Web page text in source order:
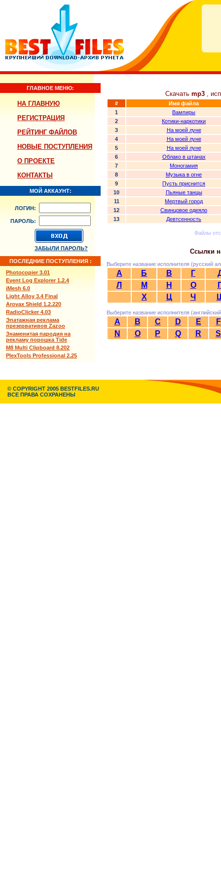
ГЛАВНОЕ МЕНЮ:
НА ГЛАВНУЮ
РЕГИСТРАЦИЯ
РЕЙТИНГ ФАЙЛОВ
НОВЫЕ ПОСТУПЛЕНИЯ
О ПРОЕКТЕ
КОНТАКТЫ
МОЙ АККАУНТ:
ЛОГИН:
ПАРОЛЬ:
ЗАБЫЛИ ПАРОЛЬ?
ПОСЛЕДНИЕ ПОСТУПЛЕНИЯ :
Photocopier 3.01
Event Log Explorer 1.2.4
iMesh 6.0
Light Alloy 3.4 Final
Arovax Shield 1.2.220
RadioClicker 4.03
Эпатажная реклама
презервативов Zazoo
Знаменитая пародия на
рекламу порошка Tide
M8 Multi Clipboard 8.202
PlexTools Professional 2.25
Скачать mp3 ,
#
Имя файла
1
Вампиры
2
Котики-наркотики
3
На моей луне
4
На моей луне
5
На моей луне
6
Облако в штанах
7
Моногамия
8
Музыка в огне
9
Пусть приснится
10
Пьяные танцы
11
Мертвый город
12
Свинцовое одеяло
13
Девтсенность
Файлы
Ссылки
Выберите название исполнителя (русский
А Б В Г
Л
М Н О
Х
Ц Ч
Выберите название исполнителя
A B C D E
F
N
O P Q R S
© COPYRIGHT 2005 BESTFILES.RU
ВСЕ ПРАВА СОХРАНЕНЫ